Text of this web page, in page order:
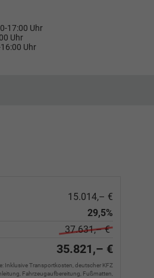
17:00 Uhr
Uhr
Uhr
15.014,– €
29,5%
37.631,– €
35.821,– €
Inklusive Transportkosten, deutscher KFZ
Fahrzeugaufbereitung, Fußmatten,